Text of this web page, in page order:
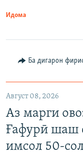
Идома
Ба дигарон
Август 08, 2026
Аз марги
Ғафурӣ шаш
имсол 50-